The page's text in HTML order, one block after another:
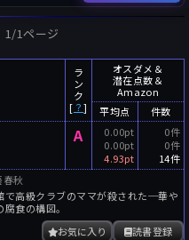
～
Pt
～
件
人
月
年
月
1ページ
ラ
ン
ク
[ ？]
オスダメ＆
潜在点数＆
Amazon
平均点
件数
A
0.00pt
0.00pt
4.93pt
0件
0件
14件
秋
で高級クラブのママが殺された─華や
食の構図。
読書登録
お気に入り